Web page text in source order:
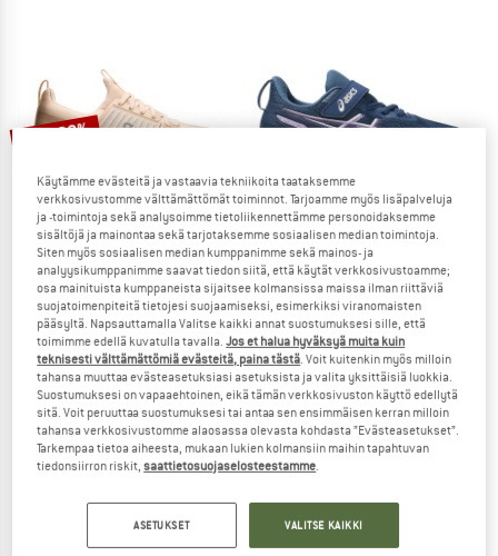
jopa 20%
ON
Kid's Cloudswift Youth
Juoksukengät
129,95 €103,96 €
(0)
ASICS
Kid's Gt-1000 14 Ps
Juoksukengät
61,70 €
(0)
jopa 30%
Käytämme evästeitä ja vastaavia tekniikoita taataksemme
verkkosivustomme välttämättömät toiminnot. Tarjoamme myös lisäpalveluja
ja -toimintoja sekä analysoimme tietoliikennettämme personoidaksemme
sisältöjä ja mainontaa sekä tarjotaksemme sosiaalisen median toimintoja.
Siten myös sosiaalisen median kumppanimme sekä mainos- ja
analyysikumppanimme saavat tiedon siitä, että käytät verkkosivustoamme;
osa mainituista kumppaneista sijaitsee kolmansissa maissa ilman riittäviä
suojatoimenpiteitä tietojesi suojaamiseksi, esimerkiksi viranomaisten
pääsyltä. Napsauttamalla Valitse kaikki annat suostumuksesi sille, että
toimimme edellä kuvatulla tavalla.Jos et halua hyväksyä muita kuin
teknisesti välttämättömiä evästeitä, paina tästä . Voit kuitenkin myös milloin
tahansa muuttaa evästeasetuksiasi asetuksista ja valita yksittäisiä luokkia.
Suostumuksesi on vapaaehtoinen, eikä tämän verkkosivuston käyttö edellytä
sitä. Voit peruuttaa suostumuksesi tai antaa sen ensimmäisen kerran milloin
tahansa verkkosivustomme alaosassa olevasta kohdasta ”Evästeasetukset”.
Tarkempaa tietoa aiheesta, mukaan lukien kolmansiin maihin tapahtuvan
tiedonsiirron riskit,saattietosuojaselosteestamme
ASETUKSET VALITSE KAIKKI